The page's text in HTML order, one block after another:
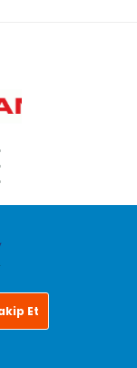
Et